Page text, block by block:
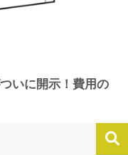
いに開示！費用の